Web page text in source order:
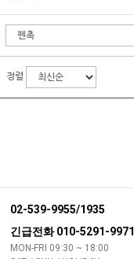
정렬
02-539-9955/1935
긴급전화 010-5291-9971
MON-FRI 09:30 ~ 18:00